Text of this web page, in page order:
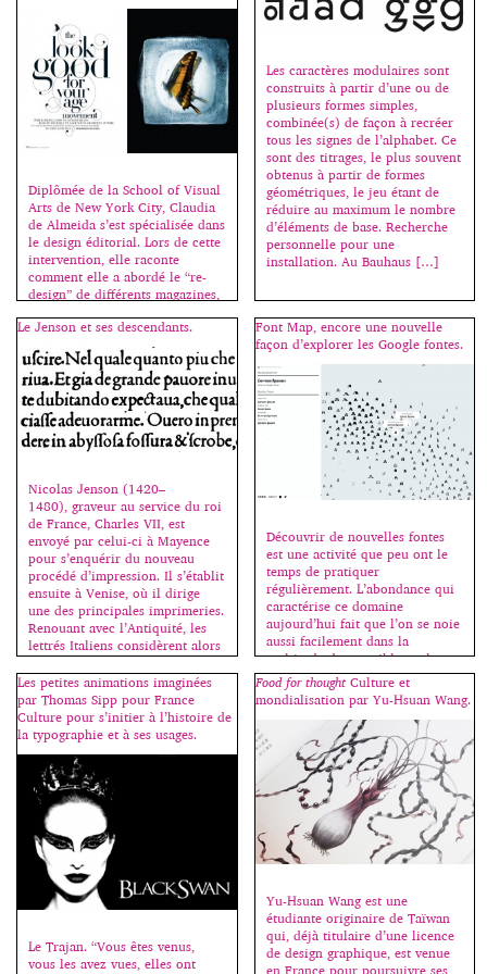
permettant ainsi […]
pouvoir la lire et la ressentir
d’une façon nouvelle, et ainsi
Diplômée de la School of Visual
Arts de New York City, Claudia
de Almeida s’est spécialisée dans
le design éditorial. Lors de cette
intervention, elle raconte
comment elle a abordé le “re-
design” de différents magazines,
Simple Magazine. Cliquez sur
une image pour démarrer le
diaporama. Toutes les images
sont […]
Les caractères modulaires sont
construits à partir d’une ou de
plusieurs formes simples,
combinée(s) de façon à recréer
tous les signes de l’alphabet. Ce
sont des titrages, le plus souvent
obtenus à partir de formes
géométriques, le jeu étant de
réduire au maximum le nombre
d’éléments de base. Recherche
personnelle pour une
installation. Au Bauhaus […]
Le Jenson et ses descendants.
Nicolas Jenson (1420–
1480), graveur au service du roi
de France, Charles VII, est
envoyé par celui-ci à Mayence
pour s’enquérir du nouveau
procédé d’impression. Il s’établit
ensuite à Venise, où il dirige
une des principales imprimeries.
Renouant avec l’Antiquité, les
lettrés Italiens considèrent alors
les lettres lapidaires romaines
comme le dessin idéal des
capitales; la minuscule
carolingienne, influencée par les
[…]
Font Map, encore une nouvelle
façon d’explorer les Google fontes.
Découvrir de nouvelles fontes
est une activité que peu ont le
temps de pratiquer
régulièrement. L’abondance qui
caractérise ce domaine
aujourd’hui fait que l’on se noie
aussi facilement dans la
multitude des possibles et les
méandres du net. Kevin Ho a
donc imaginé un algorithme
triant les caractères par
ressemblance formelle à partir
du mot “handgloves” souvent
Les petites animations imaginées
par Thomas Sipp pour France
Culture pour s’initier à l’histoire de
la typographie et à ses usages.
Le Trajan. “Vous êtes venus,
vous les avez vues, elles ont
Food for thoughtCulture et
mondialisation par Yu-Hsuan Wang.
Yu-Hsuan Wang est une
étudiante originaire de Taïwan
qui, déjà titulaire d’une licence
de design graphique, est venue
en France pour poursuivre ses